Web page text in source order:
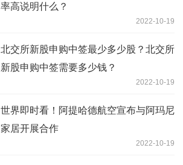
率高说明什么？
2022-10-19
北交所新股申购中签最少多少股？北交所
新股申购中签需要多少钱？
2022-10-19
世界即时看！阿提哈德航空宣布与阿玛尼
家居开展合作
2022-10-19